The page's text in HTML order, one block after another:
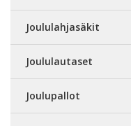
Joululahjasäkit
Joululautaset
Joulupallot